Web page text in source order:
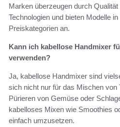
Marken überzeugen durch
Technologien und bieten Modelle
Preiskategorien an.
Kann ich kabellose Handmixer
verwenden?
Ja, kabellose Handmixer sind
sich nicht nur für das Mischen von
Pürieren von Gemüse oder
kabelloses Mixen wie Smoothies
einfach umzusetzen.